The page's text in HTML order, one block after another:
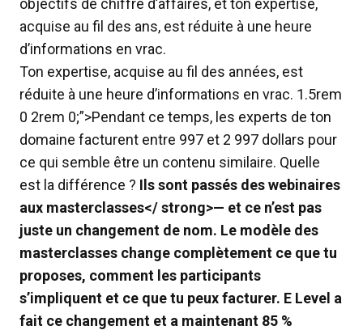
objectifs de chiffre d’affaires, et ton expertise,
acquise au fil des ans, est réduite à une heure
d’informations en vrac.
Ton expertise, acquise au fil des années, est
réduite à une heure d’informations en vrac. 1.5rem
0 2rem 0;”>Pendant ce temps, les experts de ton
domaine facturent entre 997 et 2 997 dollars pour
ce qui semble être un contenu similaire. Quelle
est la différence ? Ils sont passés des webinaires
aux masterclasses</ strong>— et ce n’est pas
juste un changement de nom. Le modèle des
masterclasses change complètement ce que tu
proposes, comment les participants
s’impliquent et ce que tu peux facturer. E Level a
fait ce changement et a maintenant 85 %